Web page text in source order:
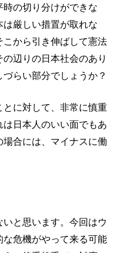
の切り分けができな
厳しい措置が取れな
から引き伸ばして憲法
辺りの日本社会のあり
らい部分でしょうか？
に対して、非常に慎重
日本人のいい面でもあ
合には、マイナスに働
と思います。今回はウ
危機がやって来る可能